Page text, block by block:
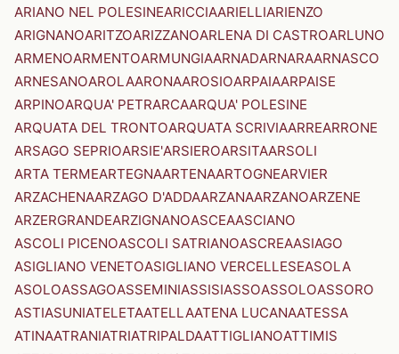
ARIANO NEL POLESINEARICCIAARIELLIARIENZO
ARIGNANOARITZOARIZZANOARLENA DI CASTROARLUNO
ARMENOARMENTOARMUNGIAARNADARNARAARNASCO
ARNESANOAROLAARONAAROSIOARPAIAARPAISE
ARPINOARQUA' PETRARCAARQUA' POLESINE
ARQUATA DEL TRONTOARQUATA SCRIVIAARREARRONE
ARSAGO SEPRIOARSIE'ARSIEROARSITAARSOLI
ARTA TERMEARTEGNAARTENAARTOGNEARVIER
ARZACHENAARZAGO D'ADDAARZANAARZANOARZENE
ARZERGRANDEARZIGNANOASCEAASCIANO
ASCOLI PICENOASCOLI SATRIANOASCREAASIAGO
ASIGLIANO VENETOASIGLIANO VERCELLESEASOLA
ASOLOASSAGOASSEMINIASSISIASSOASSOLOASSORO
ASTIASUNIATELETAATELLAATENA LUCANAATESSA
ATINAATRANIATRIATRIPALDAATTIGLIANOATTIMIS